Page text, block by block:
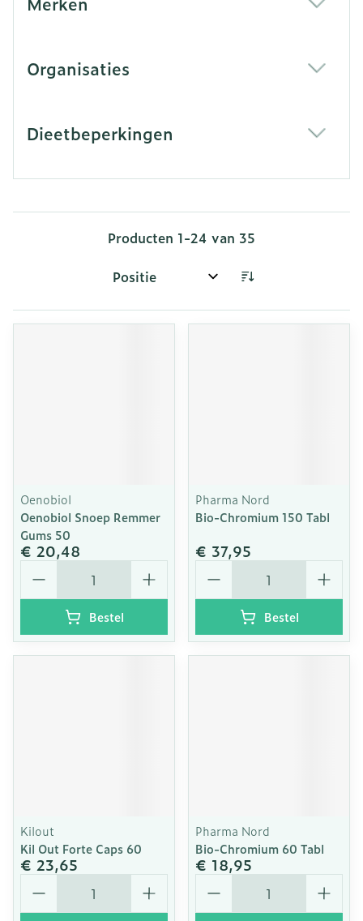
Organisaties
Dieetbeperkingen
Producten 1-24 van 35
Sorteer op:
Oenobiol
Oenobiol Snoep Remmer
Gums 50
€ 20,48
Aantal
Bestel
Pharma Nord
Bio-Chromium 150 Tabl
€ 37,95
Aantal
Bestel
Kilout
Kil Out Forte Caps 60
€ 23,65
Aantal
Pharma Nord
Bio-Chromium 60 Tabl
€ 18,95
Aantal